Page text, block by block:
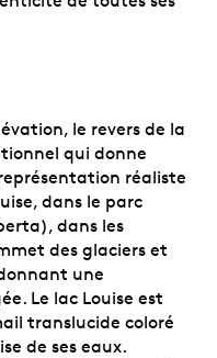
le revers de la
qui donne
réaliste
dans le parc
dans les
des glaciers et
une
Le lac Louise est
translucide coloré
de ses eaux.